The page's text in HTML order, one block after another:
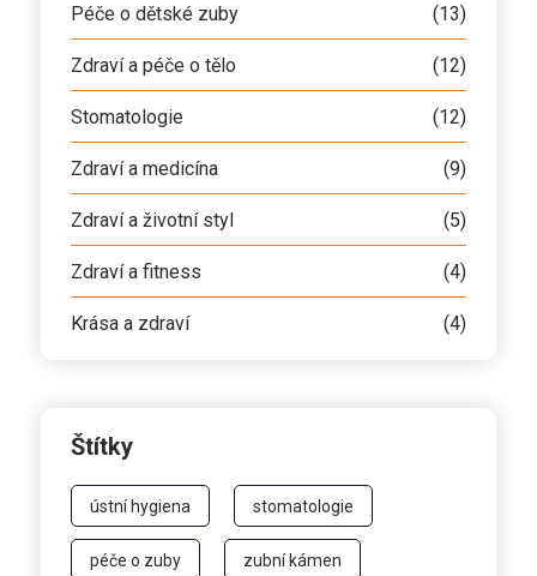
Péče o dětské zuby (13)
Zdraví a péče o tělo (12)
Stomatologie (12)
Zdraví a medicína (9)
Zdraví a životní styl (5)
Zdraví a fitness (4)
Krása a zdraví (4)
Štítky
ústní hygiena stomatologie
péče o zuby zubní kámen